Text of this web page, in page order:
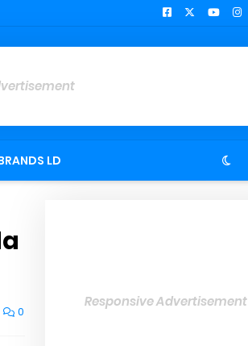
LD
0
Responsive Advertisement